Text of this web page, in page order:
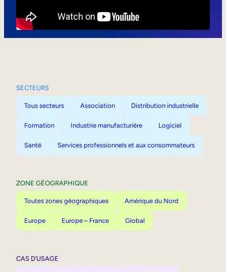
SECTEURS
Tous secteurs Association Distribution industrielle
Formation Industrie manufacturière Logiciel
Santé Services professionnels et aux consommateurs
ZONE GÉOGRAPHIQUE
Toutes zones géographiques Amérique du Nord
Europe Europe – France Global
CAS D’USAGE